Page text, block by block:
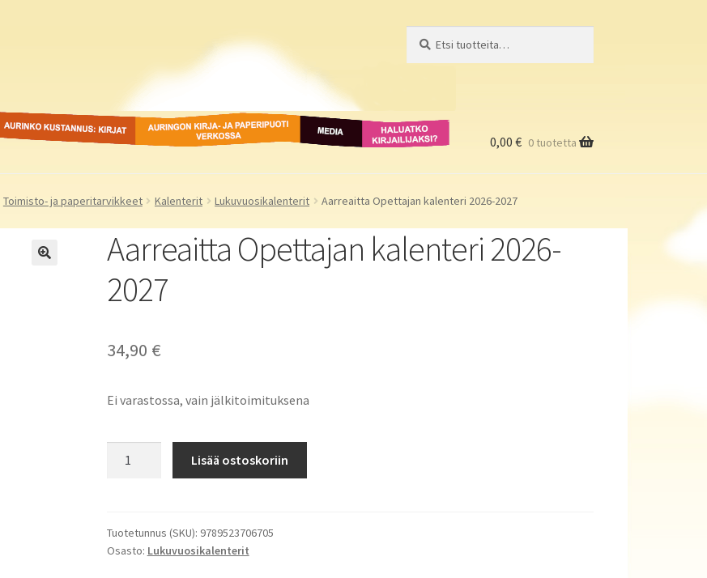
Aurinko Kustannus: kirjat Auringon kirja- ja
paperipuodit verkossa
Media
Haluatko
kirjailijaksi?
0,00 € 0 tuotetta
Toimisto- ja paperitarvikkeet Kalenterit Lukuvuosikalenterit Aarreaitta Opettajan kalenteri 2026-2027
Aarreaitta Opettajan kalenteri 2026-
2027
34,90 €
Ei varastossa, vain jälkitoimituksena
2027
määrä
Lisää ostoskoriin
Tuotetunnus (SKU): 9789523706705
Osasto: Lukuvuosikalenterit